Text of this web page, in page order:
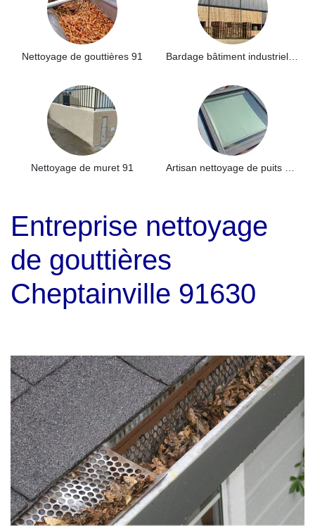
Nettoyage de gouttières 91
Nettoyage de muret 91
Entreprise nettoyage
de gouttières
Cheptainville 91630